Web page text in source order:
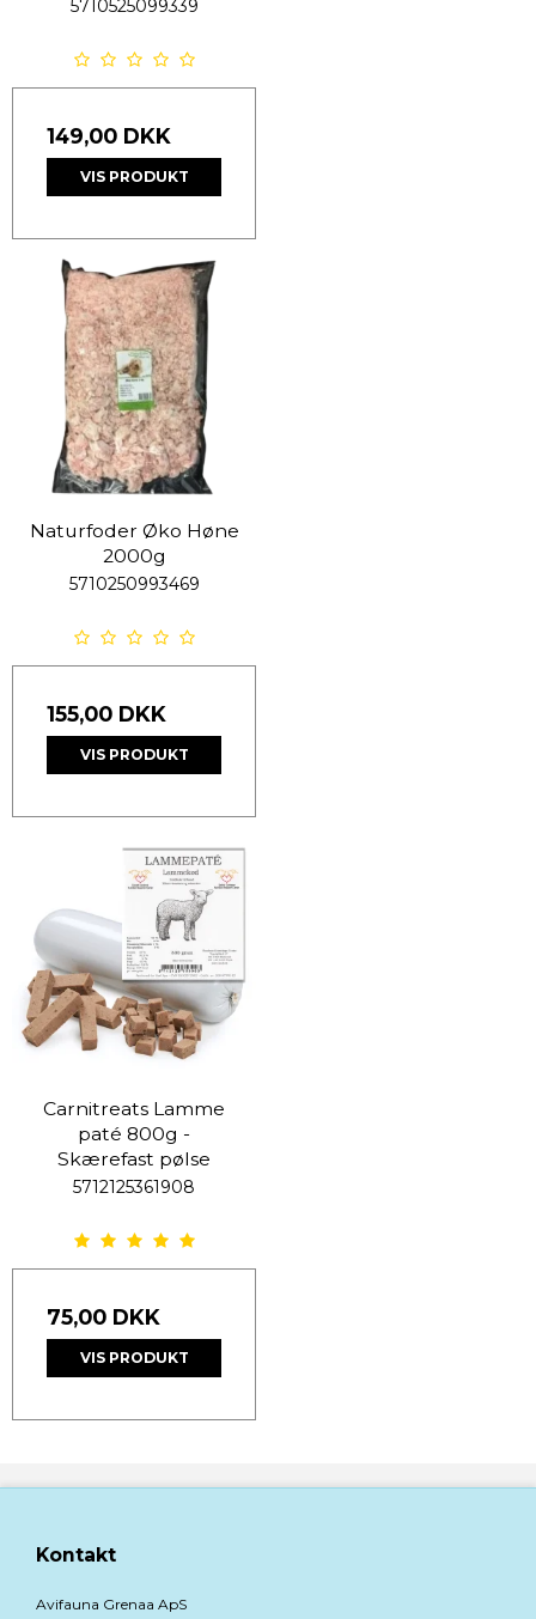
5710525099339
149,00 DKK
VIS PRODUKT
Naturfoder Øko Høne
2000g
5710250993469
155,00 DKK
VIS PRODUKT
Carnitreats Lamme
paté 800g -
Skærefast pølse
5712125361908
75,00 DKK
VIS PRODUKT
Kontakt
Avifauna Grenaa ApS